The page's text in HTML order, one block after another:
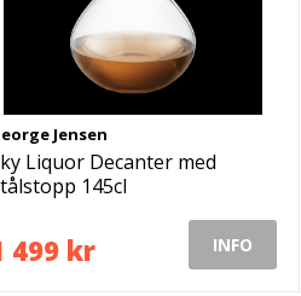
Jensen
Liquor Decanter med
145cl
499 kr INFO